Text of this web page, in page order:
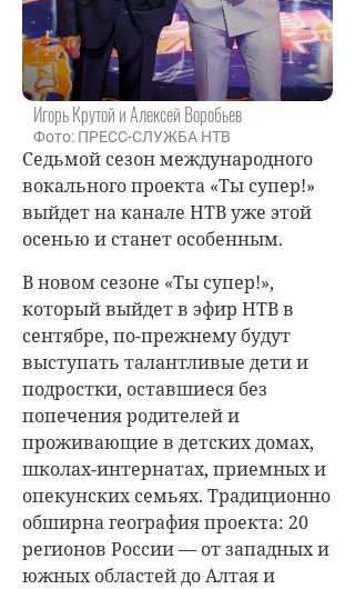
Игорь Крутой и Алексей Воробьев
Фото: ПРЕСС-СЛУЖБА НТВ
Седьмой сезон международного
вокального проекта «Ты супер!»
выйдет на канале НТВ уже этой
осенью и станет особенным.
В новом сезоне «Ты супер!»,
который выйдет в эфир НТВ в
сентябре, по-прежнему будут
выступать талант­ливые дети и
подростки, оставшиеся без
попечения родителей и
проживающие в детских домах,
школах-интернатах, приемных и
опекунских семьях. Традиционно
обширна география проекта: 20
регионов России — от западных и
южных областей до Алтая и